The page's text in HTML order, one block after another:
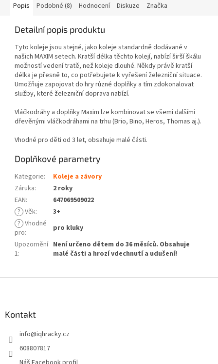
Popis Podobné (8) Hodnocení Diskuze Značka
Detailní popis produktu
Tyto koleje jsou stejné, jako koleje standardně dodávané v
našich MAXIM setech. Kratší délka těchto kolejí, nabízí širší škálu
možností vedení tratě, než koleje dlouhé. Někdy právě kratší
délka je přesně to, co potřebujete k vyřešení železniční situace.
Umožňuje zapojovat do hry různé doplňky a tím zdokonalovat
služby, které železniční doprava nabízí.
Vláčkodráhy a doplňky Maxim lze kombinovat se všemi dalšími
dřevěnými vláčkodráhami na trhu (Brio, Bino, Heros, Thomas aj.).
Vhodné pro děti od 3 let, obsahuje malé části.
Doplňkové parametry
Kategorie:
Koleje a závory
Záruka:
2 roky
EAN:
647069509022
? Věk:
3+
? Vhodné
pro:
pro kluky
Upozornění
1:
Není určeno dětem do 36 měsíců. Obsahuje
malé části a hrozí vdechnutí a udušení!
Kontakt
info@iqhracky.cz
608807817